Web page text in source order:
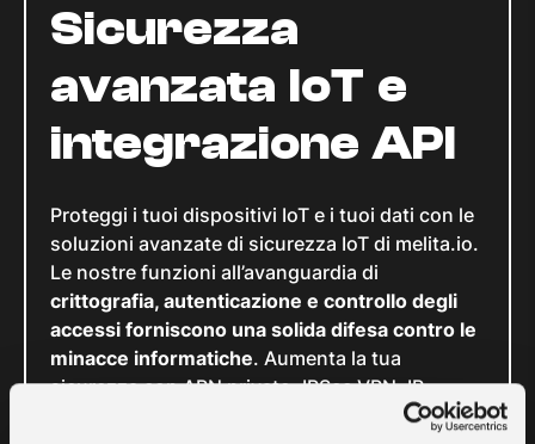
Sicurezza
avanzata IoT e
integrazione API
Proteggi i tuoi dispositivi IoT e i tuoi dati con le
soluzioni avanzate di sicurezza IoT di melita.io.
Le nostre funzioni all’avanguardia di
crittografia, autenticazione e controllo degli
accessi forniscono una solida difesa contro le
minacce informatiche. Aumenta la tua
sicurezza con APN privato, IPSec VPN, IP
statico privato opzionale e L2TP per SIM, e